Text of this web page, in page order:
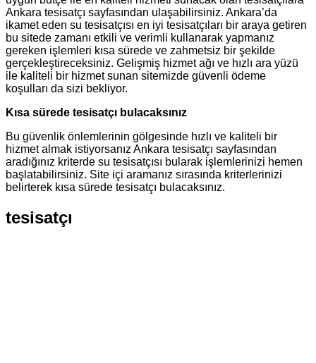
Ankara tesisatçı sayfasından ulaşabilirsiniz. Ankara’da
ikamet eden su tesisatçısı en iyi tesisatçıları bir araya getiren
bu sitede zamanı etkili ve verimli kullanarak yapmanız
gereken işlemleri kısa sürede ve zahmetsiz bir şekilde
gerçekleştireceksiniz. Gelişmiş hizmet ağı ve hızlı ara yüzü
ile kaliteli bir hizmet sunan sitemizde güvenli ödeme
koşulları da sizi bekliyor.
Kısa sürede tesisatçı bulacaksınız
Bu güvenlik önlemlerinin gölgesinde hızlı ve kaliteli bir
hizmet almak istiyorsanız Ankara tesisatçı sayfasından
aradığınız kriterde su tesisatçısı bularak işlemlerinizi hemen
başlatabilirsiniz. Site içi aramanız sırasında kriterlerinizi
belirterek kısa sürede tesisatçı bulacaksınız.
tesisatçı